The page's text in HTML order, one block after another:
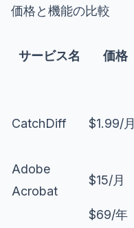
価格と機能の比較
サービス名 価格
CatchDiff $1.99/月
Adobe
Acrobat
$15/月
$69/年